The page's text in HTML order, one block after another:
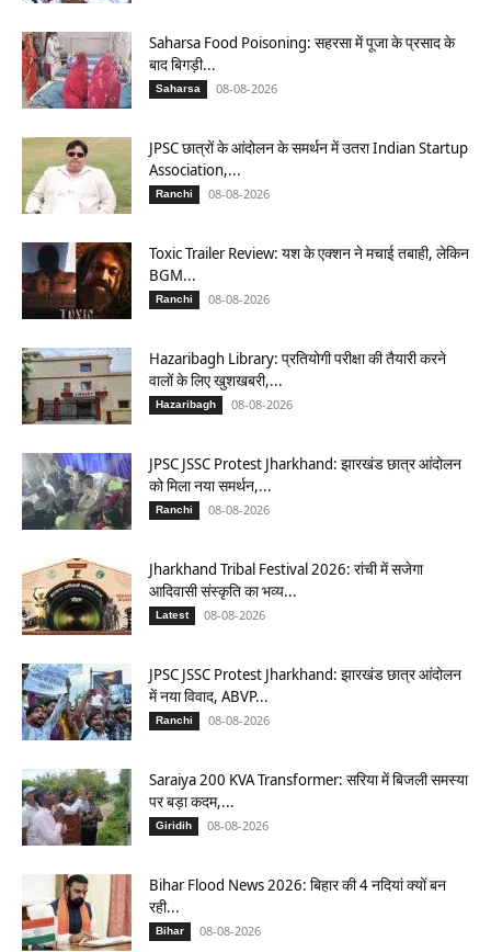
Saharsa Food Poisoning: सहरसा में पूजा के प्रसाद के
बाद बिगड़ी...
Saharsa 08-08-2026
JPSC छात्रों के आंदोलन के समर्थन में उतरा Indian Startup
Association,...
Ranchi 08-08-2026
Toxic Trailer Review: यश के एक्शन ने मचाई तबाही, लेकिन
BGM...
Ranchi 08-08-2026
Hazaribagh Library: प्रतियोगी परीक्षा की तैयारी करने
वालों के लिए खुशखबरी,...
Hazaribagh 08-08-2026
JPSC JSSC Protest Jharkhand: झारखंड छात्र आंदोलन
को मिला नया समर्थन,...
Ranchi 08-08-2026
Jharkhand Tribal Festival 2026: रांची में सजेगा
आदिवासी संस्कृति का भव्य...
Latest 08-08-2026
JPSC JSSC Protest Jharkhand: झारखंड छात्र आंदोलन
में नया विवाद, ABVP...
Ranchi 08-08-2026
Saraiya 200 KVA Transformer: सरिया में बिजली समस्या
पर बड़ा कदम,...
Giridih 08-08-2026
Bihar Flood News 2026: बिहार की 4 नदियां क्यों बन
रही...
Bihar 08-08-2026